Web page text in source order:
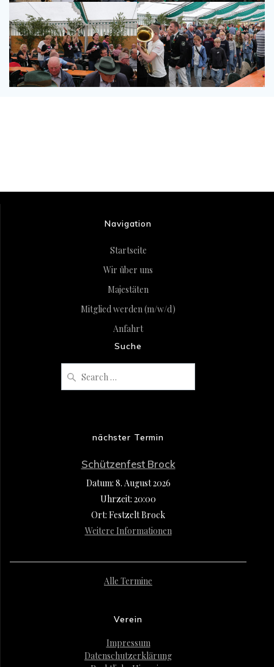
Navigation
Startseite
Wir über uns
Majestäten
Mitglied werden (m/w/d)
Anfahrt
Suche
for:
nächster Termin
Schützenfest Brock
Datum: 8. August 2026
Uhrzeit: 20:00
Ort: Festzelt Brock
Weitere Informationen
Alle Termine
Verein
Impressum
Datenschutzerklärung